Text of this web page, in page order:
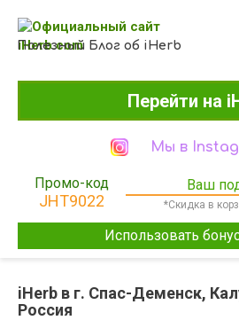
контенту
Полезный Блог об iHerb
Перейти на
Мы в
Промо-код
JHT9022
Ваш
*Скидка в
Использовать
iHerb в г. Спас-Деменск,
Россия